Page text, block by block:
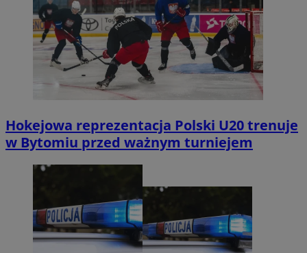
Hokejowa reprezentacja Polski U20 trenuje
w Bytomiu przed ważnym turniejem